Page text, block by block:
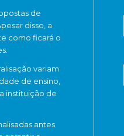
de
disso, a
como ficará o
variam
de ensino,
instituição de
antes